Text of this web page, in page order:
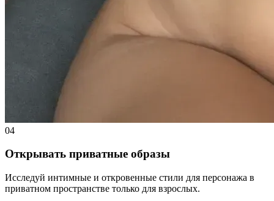
04
Открывать приватные образы
Исследуй интимные и откровенные стили для персонажа в
приватном пространстве только для взрослых.